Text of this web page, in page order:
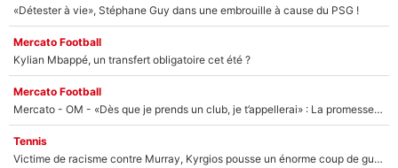
«Détester à vie», Stéphane Guy dans une embrouille à cause du PSG !
Mercato Football
Kylian Mbappé, un transfert obligatoire cet été ?
Mercato Football
Mercato - OM - «Dès que je prends un club, je t’appellerai» : La promesse de Marcelino au moment de claquer la porte
Tennis
Victime de racisme contre Murray, Kyrgios pousse un énorme coup de gueule !